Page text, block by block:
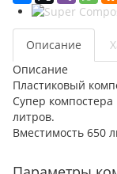
Описание
Описание
Пластиковый
Супер
литров.
Вместимость 650